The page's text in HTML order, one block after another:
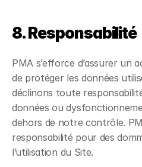
8. Responsabilité
PMA s’efforce d’assurer un
de protéger les données
déclinons toute
données ou
dehors de notre contrôle.
responsabilité pour des
l’utilisation du Site.